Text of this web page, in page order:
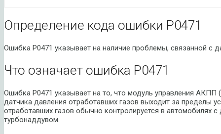
Определение кода ошибки P0471
Ошибка P0471 указывает на наличие проблемы, связанной с
Что означает ошибка P0471
Ошибка P0471 указывает на то, что модуль управления АКПП
датчика давления отработавших газов выходит за пределы
отработавших газов обычно контролируется в автомобилях
турбонаддувом.